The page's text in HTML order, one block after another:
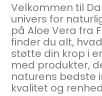
Velkommen til
univers for
på Aloe Vera fra
finder du alt,
støtte din krop i
med produkter,
naturens bedste
kvalitet og